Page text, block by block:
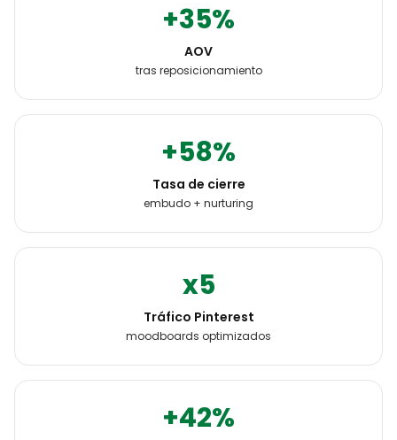
+35%
AOV
tras reposicionamiento
+58%
Tasa de cierre
embudo + nurturing
x5
Tráfico Pinterest
moodboards optimizados
+42%